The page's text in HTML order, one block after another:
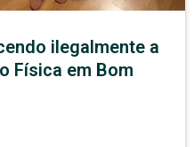
ilegalmente a
Física em Bom